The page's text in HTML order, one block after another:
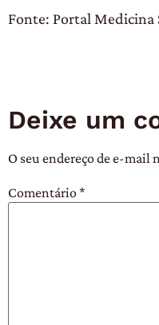
Fonte: Portal Medicina
Deixe um
O seu endereço de e-mail
Comentário*